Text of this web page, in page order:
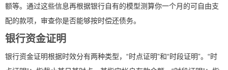
额等。通过这些信息再根据银行自有的模型测算你一个月的可自由支
配的款项，审查你是否能够按时偿还债务。
银行资金证明
银行资金证明根据时效分有两种类型，“时点证明”和“时段证明”。“时